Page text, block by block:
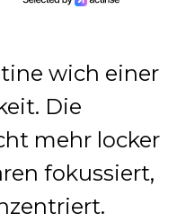
wich einer
Die
mehr locker
fokussiert,